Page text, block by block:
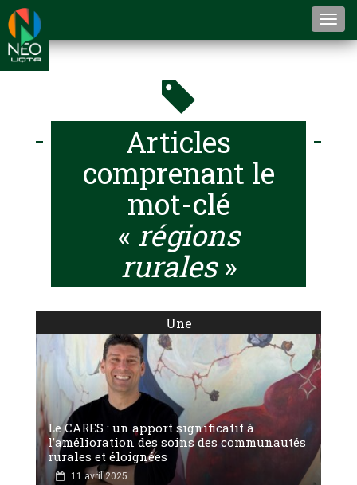
Articles
comprenant le
mot-clé
« régions
rurales»
Une
Le CARES : un apport significatif à
l’amélioration des soins des communautés
rurales et éloignées
11 avril 2025